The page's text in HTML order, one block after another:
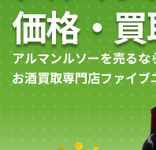
価格・
アルマンルソーを売るな
お酒買取専門店ファイブ